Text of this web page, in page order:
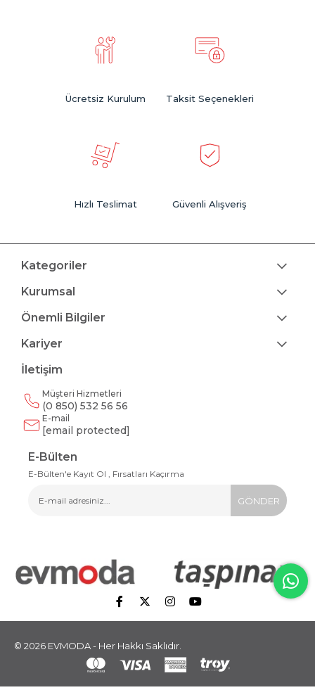
Ücretsiz Kurulum Taksit Seçenekleri
Hızlı Teslimat Güvenli Alışveriş
Kategoriler
Kurumsal
Önemli Bilgiler
Kariyer
İletişim
Müşteri Hizmetleri
(0 850) 532 56 56
E-mail
[email protected]
E-Bülten
E-Bülten'e Kayıt Ol , Fırsatları Kaçırma
GÖNDER
© 2026 EVMODA - Her Hakkı Saklıdır.